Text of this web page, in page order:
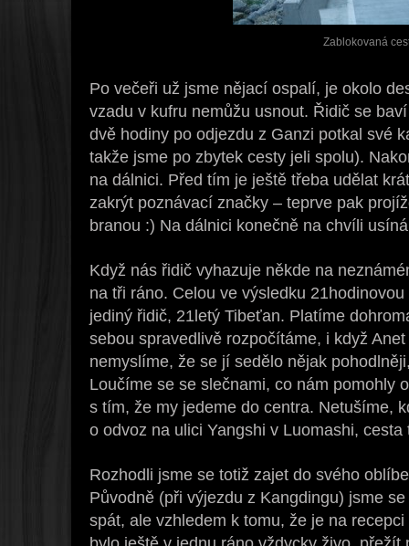
Zablokovaná
Po večeři už jsme nějací ospalí, je okolo
vzadu v kufru nemůžu usnout. Řidič se
dvě hodiny po odjezdu z Ganzi potkal své
takže jsme po zbytek cesty jeli spolu).
na dálnici. Před tím je ještě třeba udělat
zakrýt poznávací značky – teprve pak
branou :) Na dálnici konečně na chvíli
Když nás řidič vyhazuje někde na
na tři ráno. Celou ve výsledku
jediný řidič, 21letý Tibeťan. Platíme
sebou spravedlivě rozpočítáme, i když
nemyslíme, že se jí sedělo nějak
Loučíme se se slečnami, co nám pomohly
s tím, že my jedeme do centra. Netušíme,
o odvoz na ulici Yangshi v Luomashi,
Rozhodli jsme se totiž zajet do svého
Původně (při výjezdu z Kangdingu) jsme
spát, ale vzhledem k tomu, že je na